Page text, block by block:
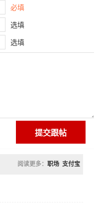
必填
选填
选填
阅读更多： 职场 支付宝